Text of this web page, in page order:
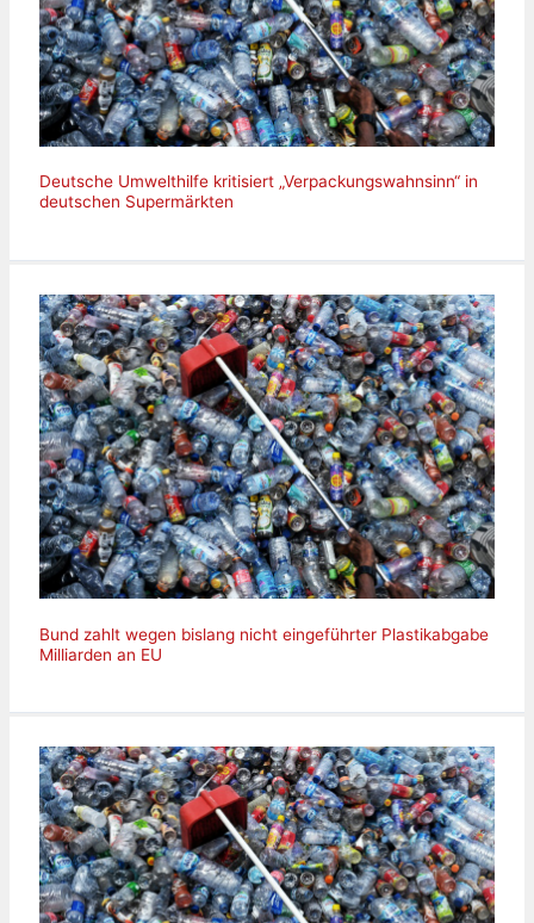
Deutsche Umwelthilfe kritisiert „Verpackungswahnsinn“ in
deutschen Supermärkten
Bund zahlt wegen bislang nicht eingeführter Plastikabgabe
Milliarden an EU